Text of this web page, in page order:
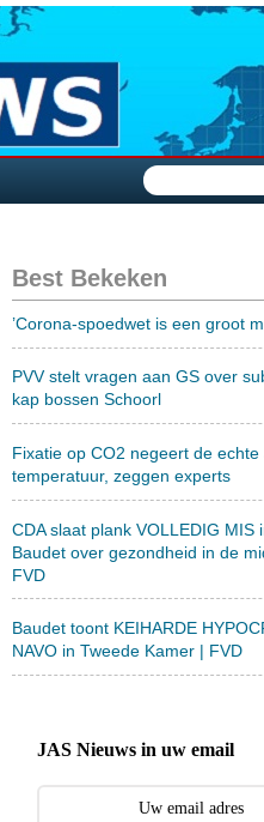
Best Bekeken
’Corona-spoedwet is een groot
PVV stelt vragen aan GS over
kap bossen Schoorl
Fixatie op CO2 negeert de
temperatuur, zeggen experts
CDA slaat plank VOLLEDIG MIS
Baudet over gezondheid in de
FVD
Baudet toont KEIHARDE
NAVO in Tweede Kamer | FVD
JAS Nieuws in uw email